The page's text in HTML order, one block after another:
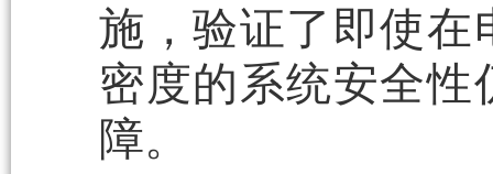
施，验证了即使在
密度的系统安全
障。